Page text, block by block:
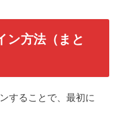
ン方法（まと
することで、最初に